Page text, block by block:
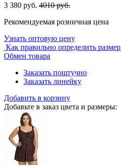
3 380 руб. 4010 руб.
Рекомендуемая розничная цена
Узнать оптовую цену
Как правильно определить размер
Обмен товара
Заказать поштучно
Заказать линейку
Добавить в корзину
Добавьте в заказ цвета и размеры: